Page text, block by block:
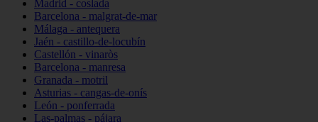
Madrid - coslada
Barcelona - malgrat-de-mar
Málaga - antequera
Jaén - castillo-de-locubín
Castellón - vinaròs
Barcelona - manresa
Granada - motril
Asturias - cangas-de-onís
León - ponferrada
Las-palmas - pájara